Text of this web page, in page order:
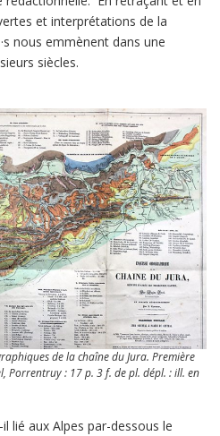
et interprétations de la
nous emmènent dans une
siècles.
de la chaîne du Jura. Première
Porrentruy : 17 p. 3 f. de pl. dépl. : ill. en
lié aux Alpes par-dessous le